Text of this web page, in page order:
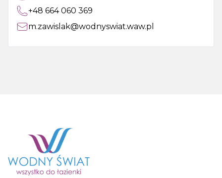
+48 664 060 369
m.zawislak@wodnyswiat.waw.pl